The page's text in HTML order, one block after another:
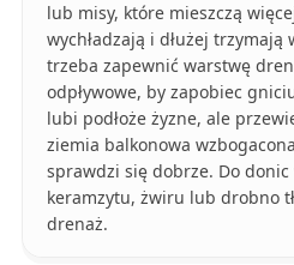
lub misy, które mieszczą
wychładzają i dłużej
trzeba zapewnić warstwę
odpływowe, by zapobiec
lubi podłoże żyzne, ale
ziemia balkonowa
sprawdzi się dobrze. Do
keramzytu, żwiru lub drobno
drenaż.